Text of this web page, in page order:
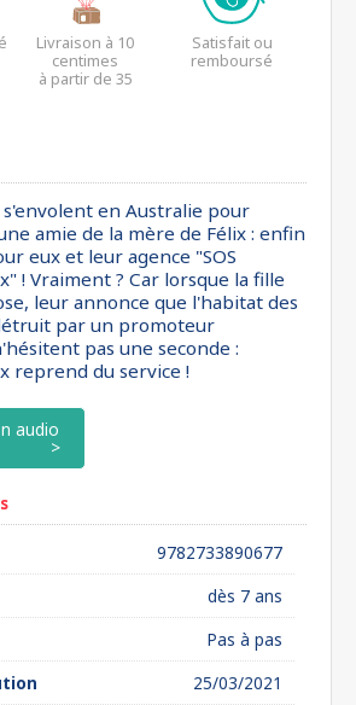
Livraison à 10
centimes
à partir de 35
Satisfait ou
remboursé
en Australie pour
amie de la mère de Félix : enfin
eux et leur agence "SOS
! Vraiment ? Car lorsque la fille
leur annonce que l'habitat des
par un promoteur
pas une seconde :
reprend du service !
audio
9782733890677
dès 7 ans
Pas à pas
25/03/2021